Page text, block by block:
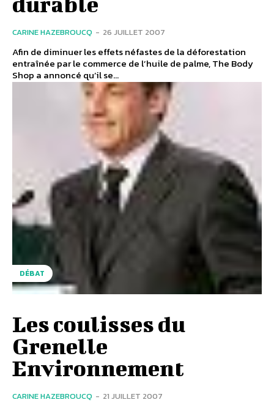
CARINE HAZEBROUCQ - 26 JUILLET 2007
Afin de diminuer les effets néfastes de la déforestation
entraînée par le commerce de l’huile de palme, The Body
Shop a annoncé qu’il se...
DÉBAT
Les coulisses du
Grenelle
Environnement
CARINE HAZEBROUCQ - 21 JUILLET 2007